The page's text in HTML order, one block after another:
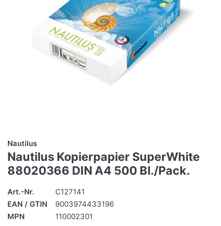
Nautilus
Nautilus Kopierpapier SuperWhite
88020366 DIN A4 500 Bl./Pack.
Art.-Nr.
C127141
EAN / GTIN
9003974433196
MPN
110002301